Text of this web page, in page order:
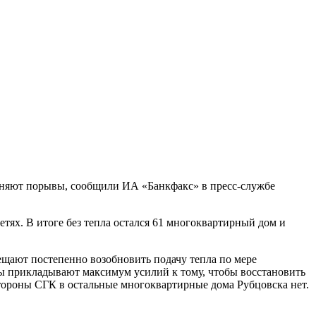
порывы, сообщили ИА «Банкфакс» в пресс-службе
В итоге без тепла остался 61 многоквартирный дом и
постепенно возобновить подачу тепла по мере
максимум усилий к тому, чтобы восстановить
СГК в остальные многоквартирные дома Рубцовска нет.